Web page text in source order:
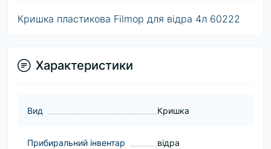
Кришка пластикова Filmop для відра 4л 60222
Характеристики
Вид Кришка
Прибиральний інвентар відра